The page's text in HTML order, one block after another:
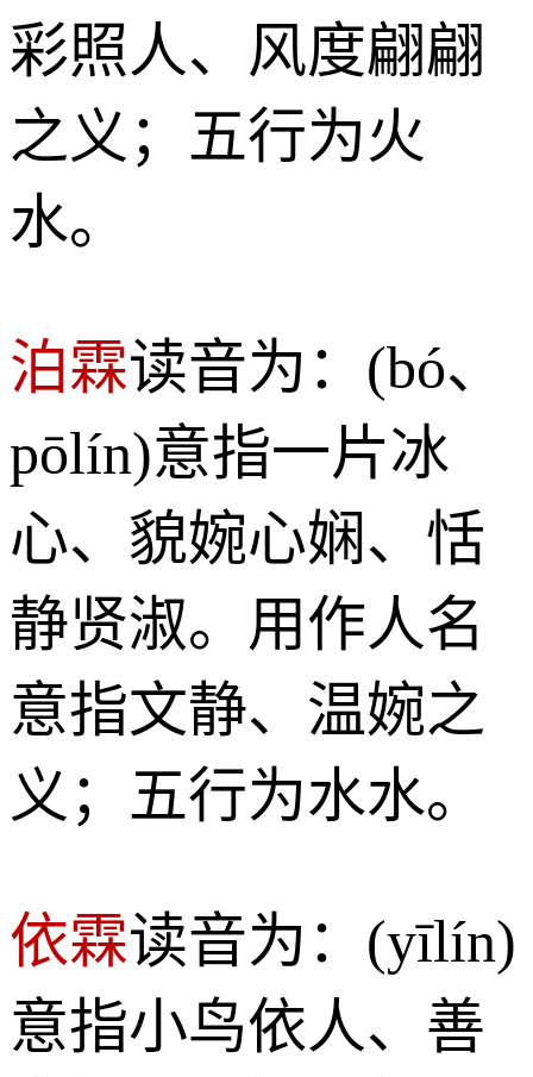
彩照人、风度翩翩
之义；五行为火
水。
泊霖读音为：(bó、
pōlín)意指一片冰
心、貌婉心娴、恬
静贤淑。用作人名
意指文静、温婉之
义；五行为水水。
依霖读音为：(yīlín)
意指小鸟依人、善